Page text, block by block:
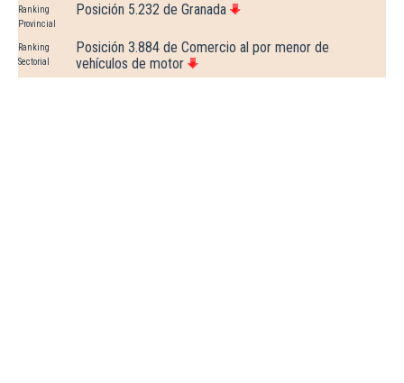
Ranking
Provincial
Posición 5.232 de Granada
Ranking
Sectorial
Posición 3.884 de Comercio al por menor de
vehículos de motor